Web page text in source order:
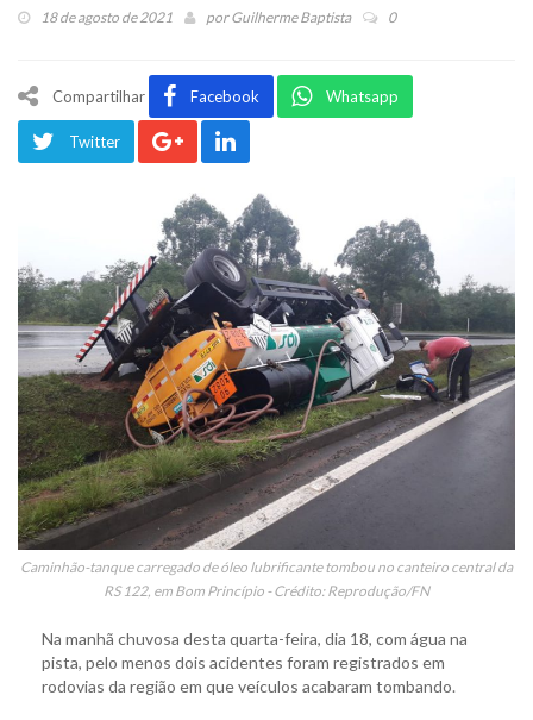
18 de agosto de 2021 porGuilherme Baptista 0
Compartilhar Facebook Whatsapp
Twitter
Caminhão-tanque carregado de óleo lubrificante tombou no canteiro central da
RS 122, em Bom Princípio - Crédito: Reprodução/FN
Na manhã chuvosa desta quarta-feira, dia 18, com água na
pista, pelo menos dois acidentes foram registrados em
rodovias da região em que veículos acabaram tombando.